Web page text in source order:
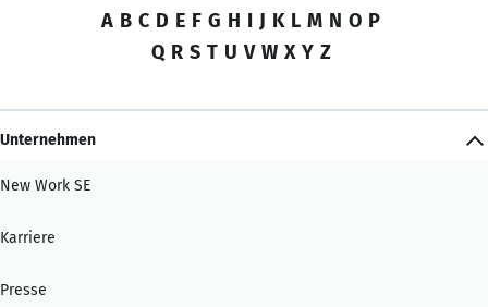
A B C D E F G H I J K L M N O P
Q R S T U V W X Y Z
Unternehmen
New Work SE
Karriere
Presse